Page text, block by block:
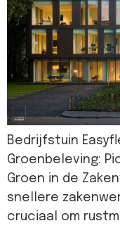
Bedrijfstuin
Groenbeleving:
Groen in de
snellere
cruciaal om